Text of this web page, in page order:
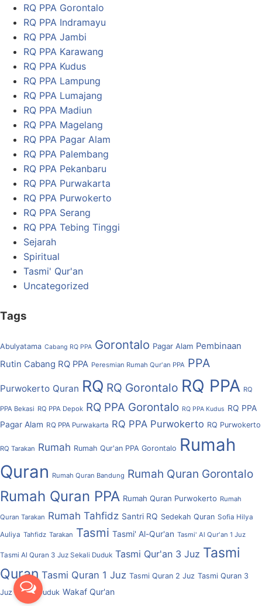
RQ PPA Gorontalo
RQ PPA Indramayu
RQ PPA Jambi
RQ PPA Karawang
RQ PPA Kudus
RQ PPA Lampung
RQ PPA Lumajang
RQ PPA Madiun
RQ PPA Magelang
RQ PPA Pagar Alam
RQ PPA Palembang
RQ PPA Pekanbaru
RQ PPA Purwakarta
RQ PPA Purwokerto
RQ PPA Serang
RQ PPA Tebing Tinggi
Sejarah
Spiritual
Tasmi' Qur'an
Uncategorized
Tags
Abulyatama Cabang RQ PPA Gorontalo Pagar Alam Pembinaan
Rutin Cabang RQ PPA Peresmian Rumah Qur'an PPA PPA
Purwokerto Quran RQ RQ Gorontalo RQ PPA RQ
PPA Bekasi RQ PPA Depok RQ PPA Gorontalo RQ PPA Kudus RQ PPA
Pagar Alam RQ PPA Purwakarta RQ PPA Purwokerto RQ Purwokerto
RQ Tarakan Rumah Rumah Qur'an PPA Gorontalo Rumah
Quran Rumah Quran Bandung Rumah Quran Gorontalo
Rumah Quran PPA Rumah Quran Purwokerto Rumah
Quran Tarakan Rumah Tahfidz Santri RQ Sedekah Quran Sofia Hilya
Auliya Tahfidz Tarakan Tasmi Tasmi' Al-Qur'an Tasmi' Al Qur'an 1 Juz
Tasmi Al Quran 3 Juz Sekali Duduk Tasmi Qur'an 3 Juz Tasmi
Quran Tasmi Quran 1 Juz Tasmi Quran 2 Juz Tasmi Quran 3
Juz Sekali Duduk Wakaf Qur'an